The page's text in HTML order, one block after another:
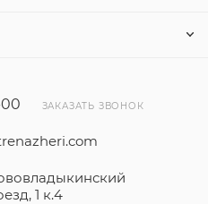
ЗАКАЗАТЬ ЗВОНОК
1 к.4